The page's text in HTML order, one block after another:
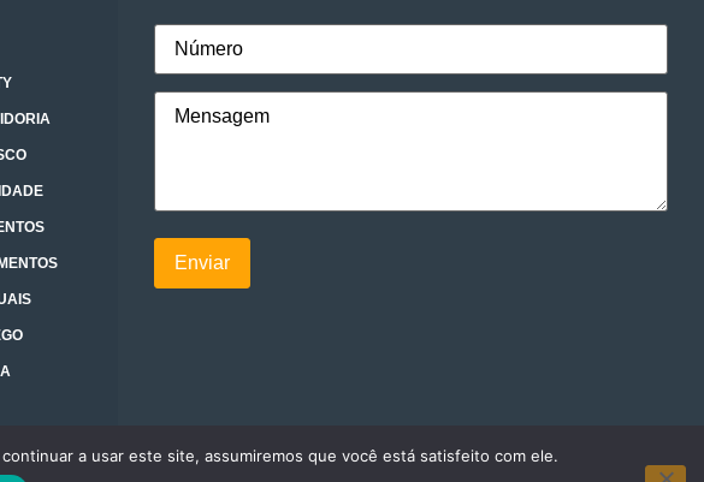
a usar este site, assumiremos que você está satisfeito com ele.